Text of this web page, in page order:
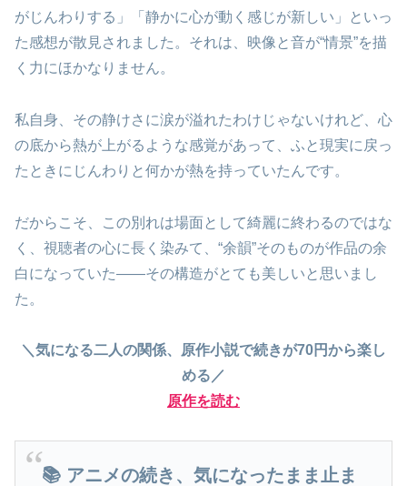
がじんわりする」「静かに心が動く感じが新しい」といっ
た感想が散見されました。それは、映像と音が“情景”を描
く力にほかなりません。
私自身、その静けさに涙が溢れたわけじゃないけれど、心
の底から熱が上がるような感覚があって、ふと現実に戻っ
たときにじんわりと何かが熱を持っていたんです。
だからこそ、この別れは場面として綺麗に終わるのではな
く、視聴者の心に長く染みて、“余韻”そのものが作品の余
白になっていた――その構造がとても美しいと思いまし
た。
＼気になる二人の関係、原作小説で続きが70円から楽し
める／
原作を読む
📚 アニメの続き、気になったまま止ま